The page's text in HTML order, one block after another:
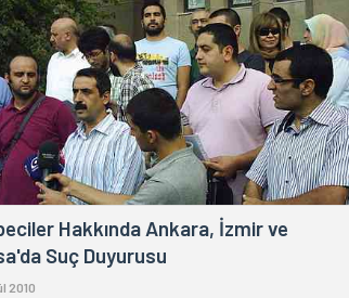
Hakkında Ankara, İzmir ve
Suç Duyurusu
2010